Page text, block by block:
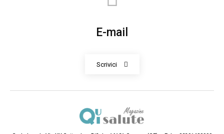
E-mail
Scrivici